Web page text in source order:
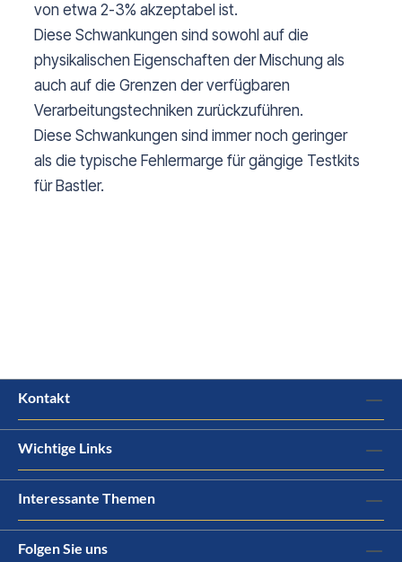
von etwa 2-3% akzeptabel ist.
Diese Schwankungen sind sowohl auf die
physikalischen Eigenschaften der Mischung als
auch auf die Grenzen der verfügbaren
Verarbeitungstechniken zurückzuführen.
Diese Schwankungen sind immer noch geringer
als die typische Fehlermarge für gängige Testkits
für Bastler.
Kontakt
Wichtige Links
Interessante Themen
Folgen Sie uns